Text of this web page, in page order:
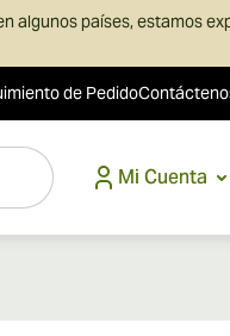
algunos países, estamos
de Pedido
Mi Cuenta